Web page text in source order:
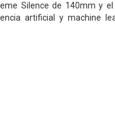
Silence de 140mm y
artificial y machine